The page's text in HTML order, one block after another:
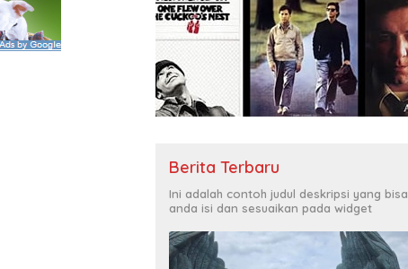
Berita Terbaru
Ini adalah contoh judul deskripsi yang bisa
anda isi dan sesuaikan pada widget